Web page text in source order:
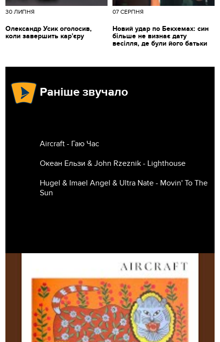
30 ЛИПНЯ
Олександр Усик оголосив,
коли завершить кар'єру
07 СЕРПНЯ
Новий удар по Бекхемах: син
більше не визнає дату
весілля, де були його батьки
Раніше звучало
Aircraft - Гаю Час
Океан Ельзи & John Rzeznik - Lighthouse
Hugel & Imael Angel & Ultra Nate - Movin' To The
Sun